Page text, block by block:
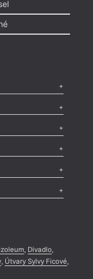
,
, Divadlo,
, Útvary Sylvy Ficové,